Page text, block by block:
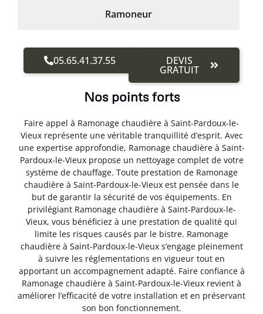
Ramoneur
05.65.41.37.55 DEVIS
GRATUIT
Nos points forts
Faire appel à Ramonage chaudière à Saint-Pardoux-le-
Vieux représente une véritable tranquillité d’esprit. Avec
une expertise approfondie, Ramonage chaudière à Saint-
Pardoux-le-Vieux propose un nettoyage complet de votre
système de chauffage. Toute prestation de Ramonage
chaudière à Saint-Pardoux-le-Vieux est pensée dans le
but de garantir la sécurité de vos équipements. En
privilégiant Ramonage chaudière à Saint-Pardoux-le-
Vieux, vous bénéficiez à une prestation de qualité qui
limite les risques causés par le bistre. Ramonage
chaudière à Saint-Pardoux-le-Vieux s’engage pleinement
à suivre les réglementations en vigueur tout en
apportant un accompagnement adapté. Faire confiance à
Ramonage chaudière à Saint-Pardoux-le-Vieux revient à
améliorer l’efficacité de votre installation et en préservant
son bon fonctionnement.